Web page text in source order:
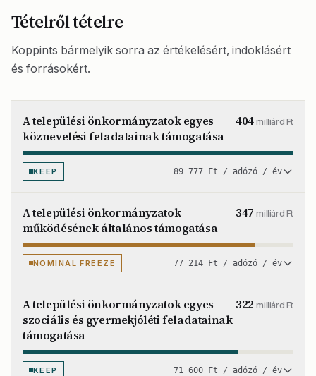
Tételről tételre
Koppints bármelyik sorra az értékelésért, indoklásért
és forrásokért.
A települési önkormányzatok egyes
köznevelési feladatainak támogatása
404milliárd Ft
KEEP 89 777 Ft / adózó / év
A települési önkormányzatok
működésének általános támogatása
347milliárd Ft
NOMINAL FREEZE 77 214 Ft / adózó / év
A települési önkormányzatok egyes
szociális és gyermekjóléti feladatainak
támogatása
322milliárd Ft
KEEP 71 600 Ft / adózó / év